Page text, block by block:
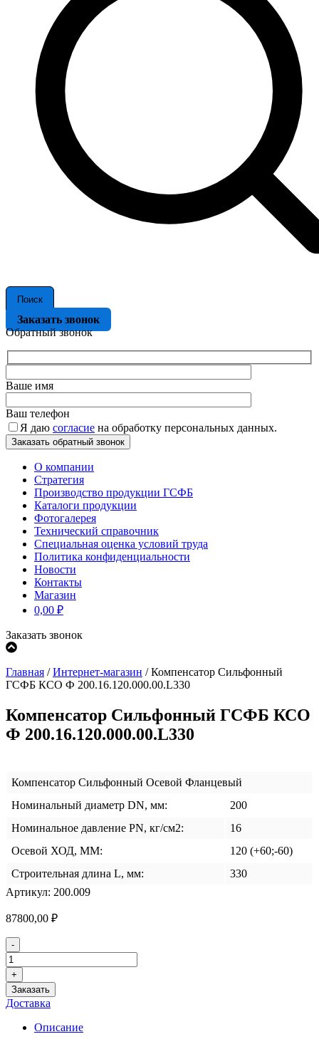
Поиск
Заказать звонок
Обратный звонок
Ваше имя
Ваш телефон
Я даю согласие на обработку персональных данных.
О компании
Стратегия
Производство продукции ГСФБ
Каталоги продукции
Фотогалерея
Технический справочник
Специальная оценка условий труда
Политика конфиденциальности
Новости
Контакты
Магазин
0,00 ₽
Заказать звонок
Главная /Интернет-магазин /Компенсатор Сильфонный
ГСФБ КСО Ф 200.16.120.000.00.L330
Компенсатор Сильфонный ГСФБ КСО
Ф 200.16.120.000.00.L330
Компенсатор Сильфонный Осевой Фланцевый
Номинальный диаметр DN, мм:
200
Номинальное давление PN, кг/см2:
16
Осевой ХОД, ММ:
120 (+60;-60)
Строительная длина L, мм:
330
Артикул: 200.009
87800,00 ₽
Количество
товара
Компенсатор
Сильфонный
ГСФБ
КСО
200.16.120.000.00.L330
-
+
Заказать
Доставка
Описание